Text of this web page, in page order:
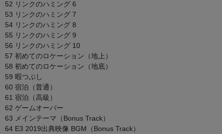
52 リンクのハミング 6
53 リンクのハミング 7
54 リンクのハミング 8
55 リンクのハミング 9
56 リンクのハミング 10
57 初めてのロケーション（地上）
58 初めてのロケーション（地底）
59 暇つぶし
60 宿泊（普通）
61 宿泊（高級）
62 ゲームオーバー
63 メインテーマ（Bonus Track）
64 E3 2019出典映像 BGM（Bonus Track）